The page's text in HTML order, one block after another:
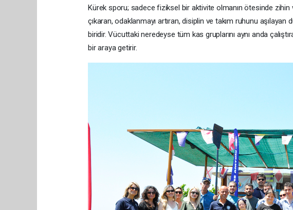
​Kürek sporu; sadece fiziksel bir aktivite olmanın ötesinde
çıkaran, odaklanmayı artıran, disiplin ve takım ruhunu aşılayan
biridir. Vücuttaki neredeyse tüm kas gruplarını aynı anda
bir araya getirir.